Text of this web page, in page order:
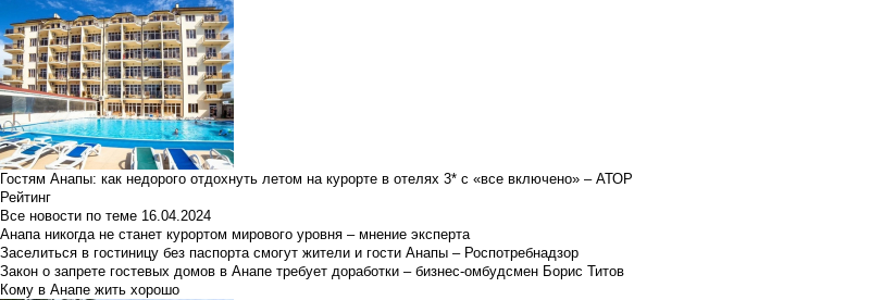
Гостям Анапы: как недорого отдохнуть летом на курорте в отелях 3* с «все включено» – АТОР
Рейтинг
Все новости по теме 16.04.2024
Анапа никогда не станет курортом мирового уровня – мнение эксперта
Заселиться в гостиницу без паспорта смогут жители и гости Анапы – Роспотребнадзор
Закон о запрете гостевых домов в Анапе требует доработки – бизнес-омбудсмен Борис Титов
Кому в Анапе жить хорошо